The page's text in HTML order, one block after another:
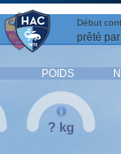
Début
prêté
POIDS
? kg